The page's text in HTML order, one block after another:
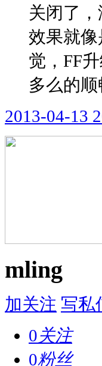
关闭了
效果就
觉，FF
多么的
2013-04-13
mling
加关注 写私
0关注
0粉丝